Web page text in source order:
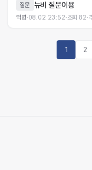
질문 뉴비 질문이용
익명·08.02 23:52·조회82·
1 2